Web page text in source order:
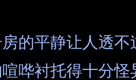
平静让人透不
哗衬托得十分